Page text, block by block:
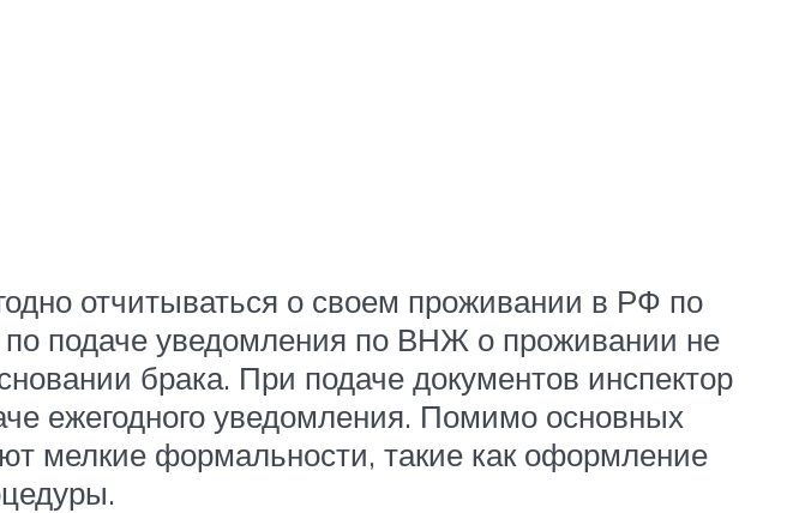
отчитываться о своем проживании в РФ по
подаче уведомления по ВНЖ о проживании не
брака. При подаче документов инспектор
ежегодного уведомления. Помимо основных
мелкие формальности, такие как оформление